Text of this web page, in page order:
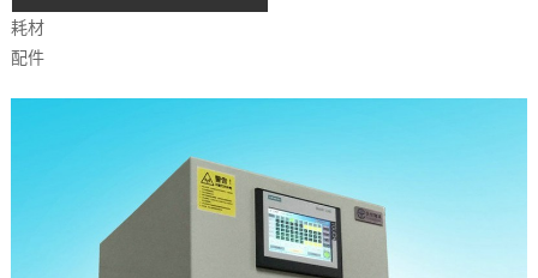
耗材
配件